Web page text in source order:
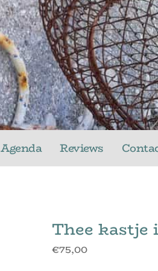
Agenda Reviews
Thee kastje
€75,00